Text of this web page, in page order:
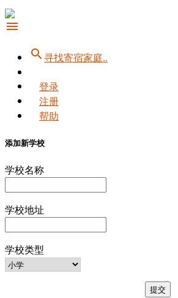
menu
search寻找寄宿家庭..
登录
注册
帮助
添加新学校
学校名称
学校地址
学校类型
提交